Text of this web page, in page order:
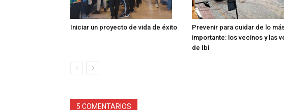
Iniciar un proyecto de vida de éxito
Prevenir para cuidar de lo
importante: los vecinos y las
de Ibi
5 COMENTARIOS